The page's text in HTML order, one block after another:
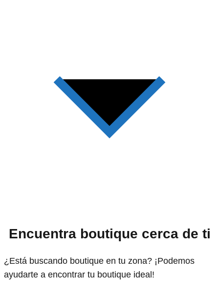
Encuentra boutique cerca de ti
¿Está buscando boutique en tu zona? ¡Podemos
ayudarte a encontrar tu boutique ideal!